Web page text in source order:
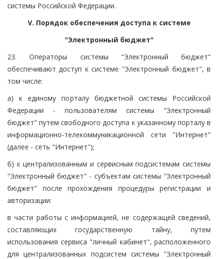
системы Российской Федерации.
V. Порядок обеспечения доступа к системе
"Электронный бюджет"
23. Операторы системы "Электронный бюджет"
обеспечивают доступ к системе "Электронный бюджет", в
том числе:
а) к единому порталу бюджетной системы Российской
Федерации - пользователям системы "Электронный
бюджет" путем свободного доступа к указанному порталу в
информационно-телекоммуникационной сети "Интернет"
(далее - сеть "Интернет");
б) к централизованным и сервисным подсистемам системы
"Электронный бюджет" - субъектам системы "Электронный
бюджет" после прохождения процедуры регистрации и
авторизации:
в части работы с информацией, не содержащей сведений,
составляющих государственную тайну, путем
использования сервиса "личный кабинет", расположенного
для централизованных подсистем системы "Электронный